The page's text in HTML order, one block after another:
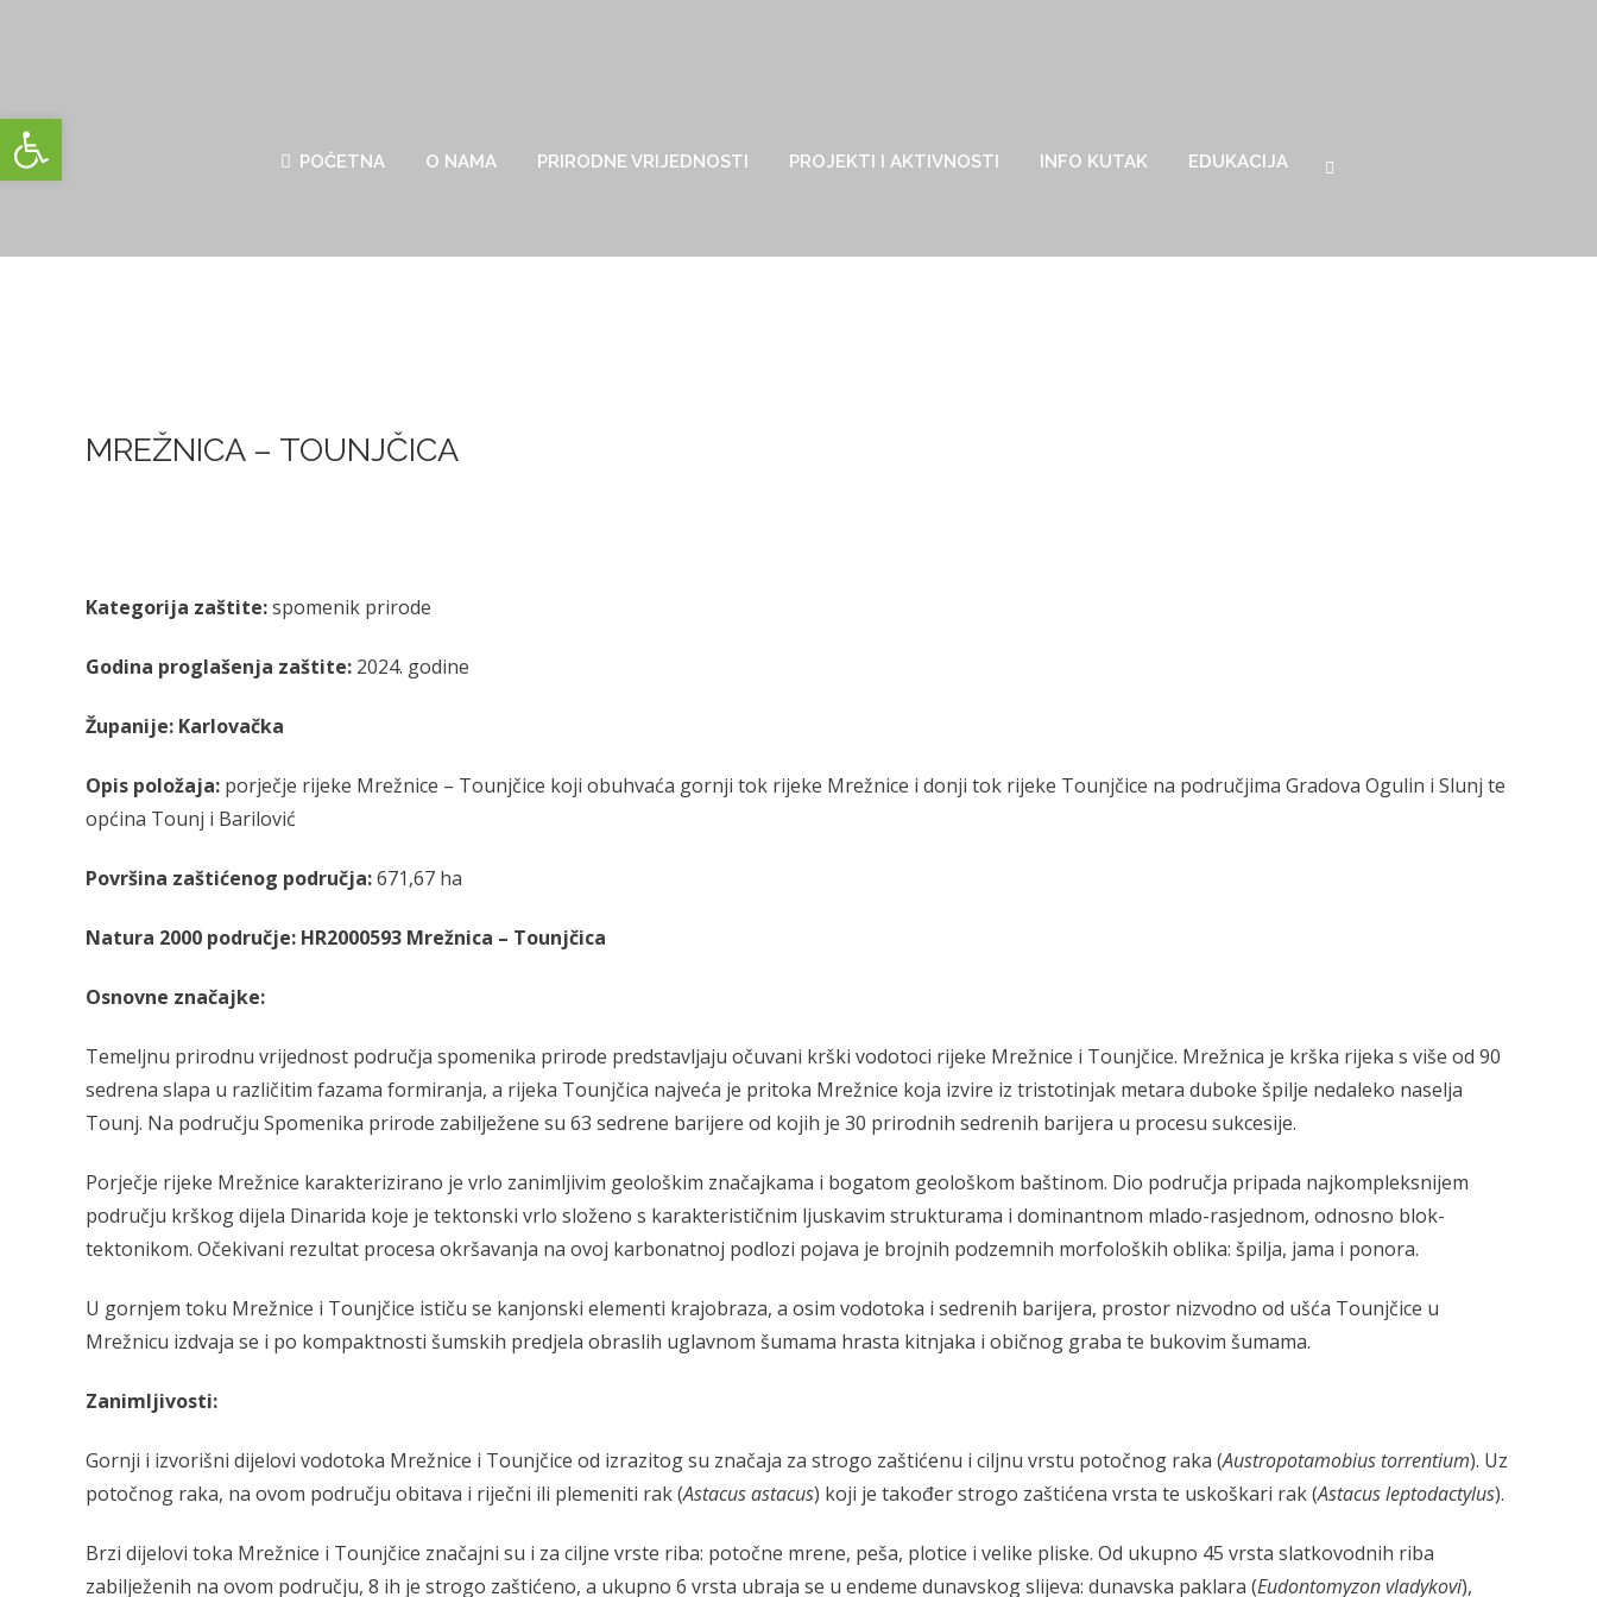
Open toolbar
POČETNA O NAMA PRIRODNE VRIJEDNOSTI PROJEKTI I AKTIVNOSTI INFO KUTAK EDUKACIJA
MREŽNICA – TOUNJČICA
Kategorija zaštite:spomenik prirode
Godina proglašenja zaštite: 2024. godine
Županije: Karlovačka
Opis položaja: porječje rijeke Mrežnice – Tounjčice koji obuhvaća gornji tok rijeke Mrežnice i donji tok rijeke Tounjčice na područjima Gradova Ogulin i Slunj te
općina Tounj i Barilović
Površina zaštićenog područja:671,67 ha
Natura 2000 područje: HR2000593 Mrežnica – Tounjčica
Osnovne značajke:
Temeljnu prirodnu vrijednost područja spomenika prirode predstavljaju očuvani krški vodotoci rijeke Mrežnice i Tounjčice. Mrežnica je krška rijeka s više od 90
sedrena slapa u različitim fazama formiranja, a rijeka Tounjčica najveća je pritoka Mrežnice koja izvire iz tristotinjak metara duboke špilje nedaleko naselja
Tounj. Na području Spomenika prirode zabilježene su 63 sedrene barijere od kojih je 30 prirodnih sedrenih barijera u procesu sukcesije.
Porječje rijeke Mrežnice karakterizirano je vrlo zanimljivim geološkim značajkama i bogatom geološkom baštinom. Dio područja pripada najkompleksnijem
području krškog dijela Dinarida koje je tektonski vrlo složeno s karakterističnim ljuskavim strukturama i dominantnom mlado-rasjednom, odnosno blok-
tektonikom. Očekivani rezultat procesa okršavanja na ovoj karbonatnoj podlozi pojava je brojnih podzemnih morfoloških oblika: špilja, jama i ponora.
U gornjem toku Mrežnice i Tounjčice ističu se kanjonski elementi krajobraza, a osim vodotoka i sedrenih barijera, prostor nizvodno od ušća Tounjčice u
Mrežnicu izdvaja se i po kompaktnosti šumskih predjela obraslih uglavnom šumama hrasta kitnjaka i običnog graba te bukovim šumama.
Zanimljivosti:
Gornji i izvorišni dijelovi vodotoka Mrežnice i Tounjčice od izrazitog su značaja za strogo zaštićenu i ciljnu vrstu potočnog raka (Austropotamobius torrentium). Uz
potočnog raka, na ovom području obitava i riječni ili plemeniti rak (Astacus astacus) koji je također strogo zaštićena vrsta te uskoškari rak (Astacus leptodactylus).
Brzi dijelovi toka Mrežnice i Tounjčice značajni su i za ciljne vrste riba: potočne mrene, peša, plotice i velike pliske. Od ukupno 45 vrsta slatkovodnih riba
zabilježenih na ovom području, 8 ih je strogo zaštićeno, a ukupno 6 vrsta ubraja se u endeme dunavskog slijeva: dunavska paklara (Eudontomyzon vladykovi),